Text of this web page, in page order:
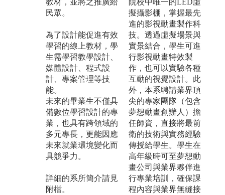
民眾。
為了設計能促進有效
學習的線上教材，學
生需學習教學設計、
媒體設計、程式設
計、專案管理等技
能。
未來的畢業生不僅具
備數位學習設計的專
業，也具有跨領域的
多元專長，更能因應
未來就業環境變化而
具競爭力。
詳細的系所簡介請見
附檔。
擬攝影棚，掌握最先
進的影視動畫製作科
技。透過虛擬場景與
實景結合，學生可進
行影視動畫特效製
作，也可以實驗各種
互動的視覺設計。此
外，本系聘請業界頂
尖的專家團隊（包含
夢想動畫創辦人）擔
任師資，直接將最前
衛的技術與實務經驗
傳授給學生。學生在
高年級時可至夢想動
畫公司與業界夥伴進
行專業培訓，確保課
程內容與業界無縫接